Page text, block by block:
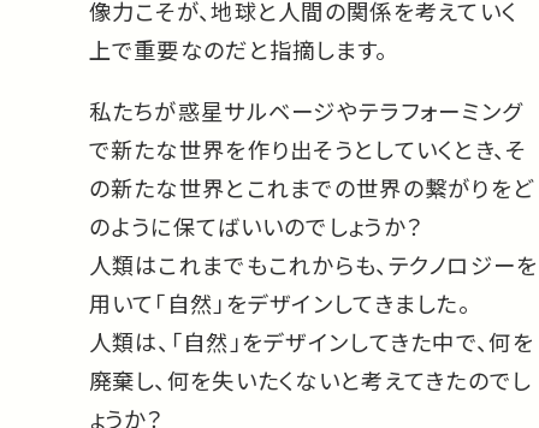
像力こそが、地球と人間の関係を考えていく
上で重要なのだと指摘します。
私たちが惑星サルベージやテラフォーミング
で新たな世界を作り出そうとしていくとき、そ
の新たな世界とこれまでの世界の繋がりをど
のように保てばいいのでしょうか？
人類はこれまでもこれからも、テクノロジーを
用いて「自然」をデザインしてきました。
人類は、「自然」をデザインしてきた中で、何を
廃棄し、何を失いたくないと考えてきたのでし
ょうか？